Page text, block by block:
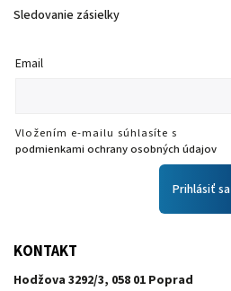
Sledovanie zásielky
Email
Vložením e-mailu súhlasíte s
podmienkami ochrany osobných údajov
Prihlásiť sa
KONTAKT
Hodžova 3292/3, 058 01 Poprad